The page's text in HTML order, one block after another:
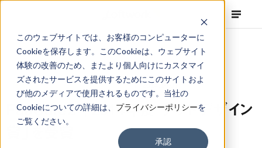
このウェブサイトでは、お客様のコンピューターに
Cookieを保存します。このCookieは、ウェブサイト
体験の改善のため、またより個人向けにカスタマイ
ズされたサービスを提供するためにこのサイトおよ
び他のメディアで使用されるものです。当社の
Cookieについての詳細は、 プライバシーポリシーを
ご覧ください。
承認
NEWS Corporate Press Release 2014.10.01
FabCafeが「2014年度 グッドデザイン
賞」を受賞